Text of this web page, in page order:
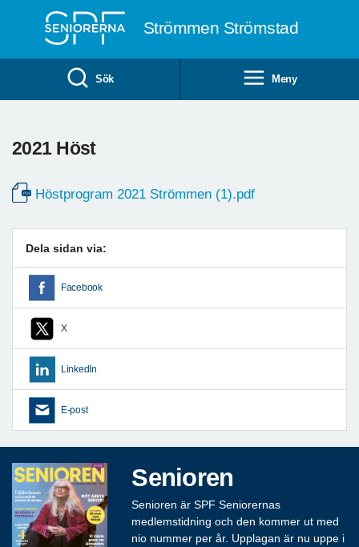
Strömmen Strömstad
Sök Meny
2021 Höst
Höstprogram 2021 Strömmen (1).pdf
Dela sidan via:
Facebook
X
LinkedIn
E-post
Senioren
Senioren är SPF Seniorernas
medlemstidning och den kommer ut med
nio nummer per år. Upplagan är nu uppe i